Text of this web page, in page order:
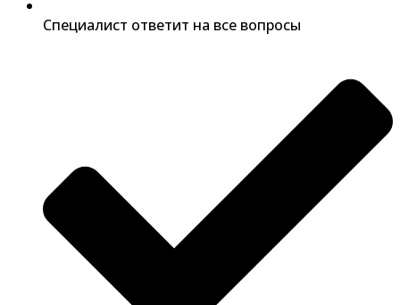
Специалист ответит на все вопросы